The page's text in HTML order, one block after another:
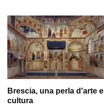
Brescia, una perla d'arte e
cultura